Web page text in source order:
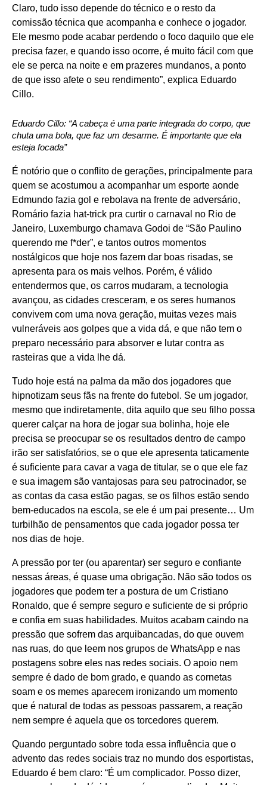
Claro, tudo isso depende do técnico e o resto da
comissão técnica que acompanha e conhece o jogador.
Ele mesmo pode acabar perdendo o foco daquilo que ele
precisa fazer, e quando isso ocorre, é muito fácil com que
ele se perca na noite e em prazeres mundanos, a ponto
de que isso afete o seu rendimento”, explica Eduardo
Cillo.
Eduardo Cillo: “A cabeça é uma parte integrada do corpo, que
chuta uma bola, que faz um desarme. É importante que ela
esteja focada”
É notório que o conflito de gerações, principalmente para
quem se acostumou a acompanhar um esporte aonde
Edmundo fazia gol e rebolava na frente de adversário,
Romário fazia hat-trick pra curtir o carnaval no Rio de
Janeiro, Luxemburgo chamava Godoi de “São Paulino
querendo me f*der”, e tantos outros momentos
nostálgicos que hoje nos fazem dar boas risadas, se
apresenta para os mais velhos. Porém, é válido
entendermos que, os carros mudaram, a tecnologia
avançou, as cidades cresceram, e os seres humanos
convivem com uma nova geração, muitas vezes mais
vulneráveis aos golpes que a vida dá, e que não tem o
preparo necessário para absorver e lutar contra as
rasteiras que a vida lhe dá.
Tudo hoje está na palma da mão dos jogadores que
hipnotizam seus fãs na frente do futebol. Se um jogador,
mesmo que indiretamente, dita aquilo que seu filho possa
querer calçar na hora de jogar sua bolinha, hoje ele
precisa se preocupar se os resultados dentro de campo
irão ser satisfatórios, se o que ele apresenta taticamente
é suficiente para cavar a vaga de titular, se o que ele faz
e sua imagem são vantajosas para seu patrocinador, se
as contas da casa estão pagas, se os filhos estão sendo
bem-educados na escola, se ele é um pai presente… Um
turbilhão de pensamentos que cada jogador possa ter
nos dias de hoje.
A pressão por ter (ou aparentar) ser seguro e confiante
nessas áreas, é quase uma obrigação. Não são todos os
jogadores que podem ter a postura de um Cristiano
Ronaldo, que é sempre seguro e suficiente de si próprio
e confia em suas habilidades. Muitos acabam caindo na
pressão que sofrem das arquibancadas, do que ouvem
nas ruas, do que leem nos grupos de WhatsApp e nas
postagens sobre eles nas redes sociais. O apoio nem
sempre é dado de bom grado, e quando as cornetas
soam e os memes aparecem ironizando um momento
que é natural de todas as pessoas passarem, a reação
nem sempre é aquela que os torcedores querem.
Quando perguntado sobre toda essa influência que o
advento das redes sociais traz no mundo dos esportistas,
Eduardo é bem claro: “É um complicador. Posso dizer,